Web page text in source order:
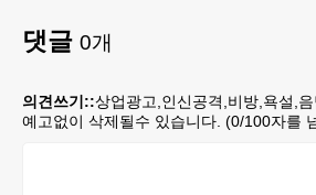
댓글 0개
의견쓰기::상업광고,인신공격,비방,욕설,
예고없이 삭제될수 있습니다. (0/100자를